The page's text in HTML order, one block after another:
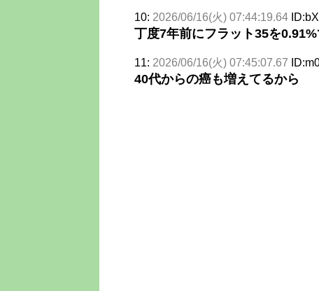
10: 2026/06/16(火) 07:44:19.64
丁度7年前にフラット35を
11: 2026/06/16(火) 07:45:07.67
40代からの癌も増えてるから